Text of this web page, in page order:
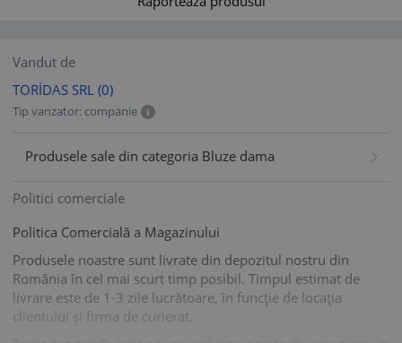
Vandut de
TORİDAS SRL (0)
Tip vanzator: companie
Produsele sale din categoria Bluze dama
Politici comerciale
Politica Comercială a Magazinului
Produsele noastre sunt livrate din depozitul nostru din
România în cel mai scurt timp posibil. Timpul estimat de
livrare este de 1-3 zile lucrătoare, în funcție de locația
clientului și firma de curierat.